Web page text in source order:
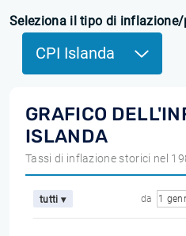
Seleziona il tipo di inflazione/
CPI Islanda
GRAFICO
ISLANDA
Tassi di inflazione storici nel
tutti ▾ da 1